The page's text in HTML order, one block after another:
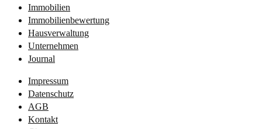
Immobilien
Immobilienbewertung
Hausverwaltung
Unternehmen
Journal
Impressum
Datenschutz
AGB
Kontakt